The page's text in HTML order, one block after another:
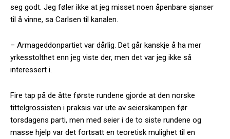
seg godt. Jeg føler ikke at jeg misset noen åpenbare sjanser
til å vinne, sa Carlsen til kanalen.
– Armageddonpartiet var dårlig. Det går kanskje å ha mer
yrkesstolthet enn jeg viste der, men det var jeg ikke så
interessert i.
Fire tap på de åtte første rundene gjorde at den norske
tittelgrossisten i praksis var ute av seierskampen før
torsdagens parti, men med seier i de to siste rundene og
masse hjelp var det fortsatt en teoretisk mulighet til en